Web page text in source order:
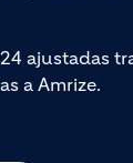
ajustadas
a Amrize.